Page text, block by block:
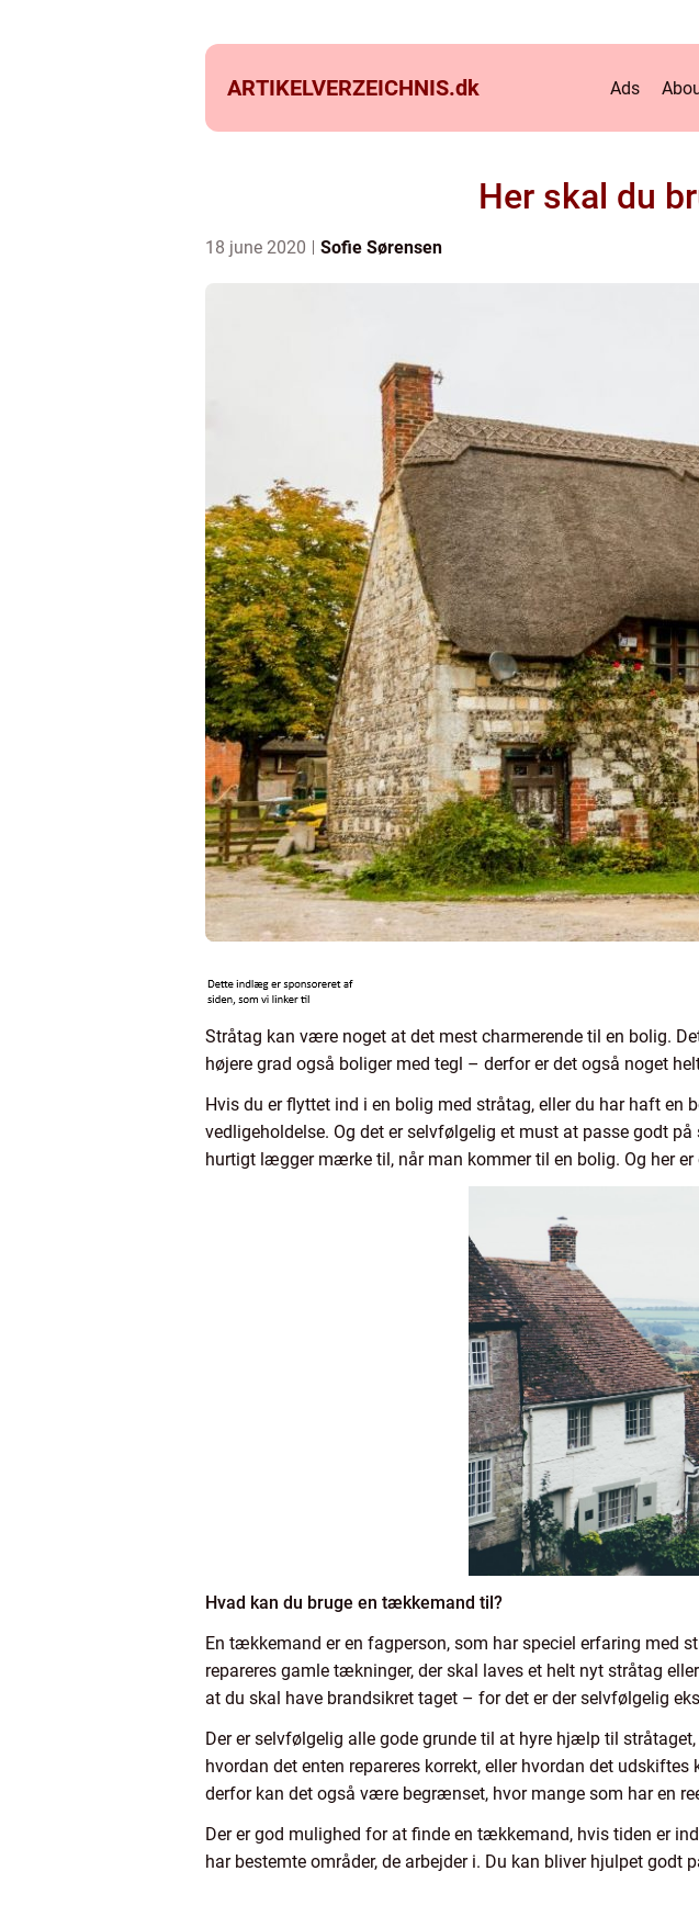
ARTIKELVERZEICHNIS.dk Ads
Her skal du
18 june 2020 Sofie Sørensen
Stråtag kan være noget at det mest charmerende til en bolig.
højere grad også boliger med tegl – derfor er det også noget
Hvis du er flyttet ind i en bolig med stråtag, eller du har haft
vedligeholdelse. Og det er selvfølgelig et must at passe godt
hurtigt lægger mærke til, når man kommer til en bolig. Og her
Hvad kan du bruge en tækkemand til?
En tækkemand er en fagperson, som har speciel erfaring med
repareres gamle tækninger, der skal laves et helt nyt stråtag
at du skal have brandsikret taget – for det er der selvfølgelig
Der er selvfølgelig alle gode grunde til at hyre hjælp til
hvordan det enten repareres korrekt, eller hvordan det
derfor kan det også være begrænset, hvor mange som har en
Der er god mulighed for at finde en tækkemand, hvis tiden er
har bestemte områder, de arbejder i. Du kan bliver hjulpet godt